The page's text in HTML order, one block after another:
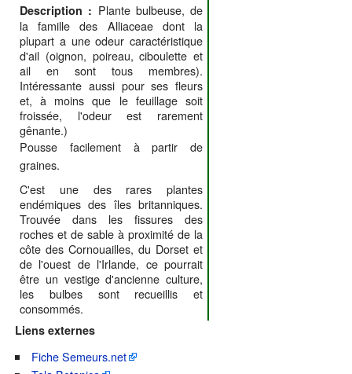
Description : Plante bulbeuse, de
la famille des Alliaceae dont la
plupart a une odeur caractéristique
d'ail (oignon, poireau, ciboulette et
ail en sont tous membres).
Intéressante aussi pour ses fleurs
et, à moins que le feuillage soit
froissée, l'odeur est rarement
gênante.)
Pousse facilement à partir de
graines.
C'est une des rares plantes
endémiques des îles britanniques.
Trouvée dans les fissures des
roches et de sable à proximité de la
côte des Cornouailles, du Dorset et
de l'ouest de l'Irlande, ce pourrait
être un vestige d'ancienne culture,
les bulbes sont recueillis et
consommés.
Liens externes
Fiche Semeurs.net